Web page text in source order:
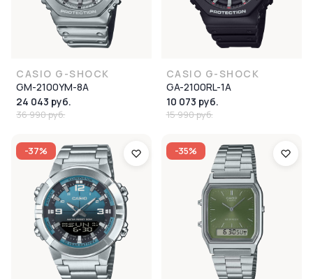
CASIO G-SHOCK
GM-2100YM-8A
24 043 руб.
36 990 руб.
CASIO G-SHOCK
GA-2100RL-1A
10 073 руб.
15 990 руб.
-37% -35%